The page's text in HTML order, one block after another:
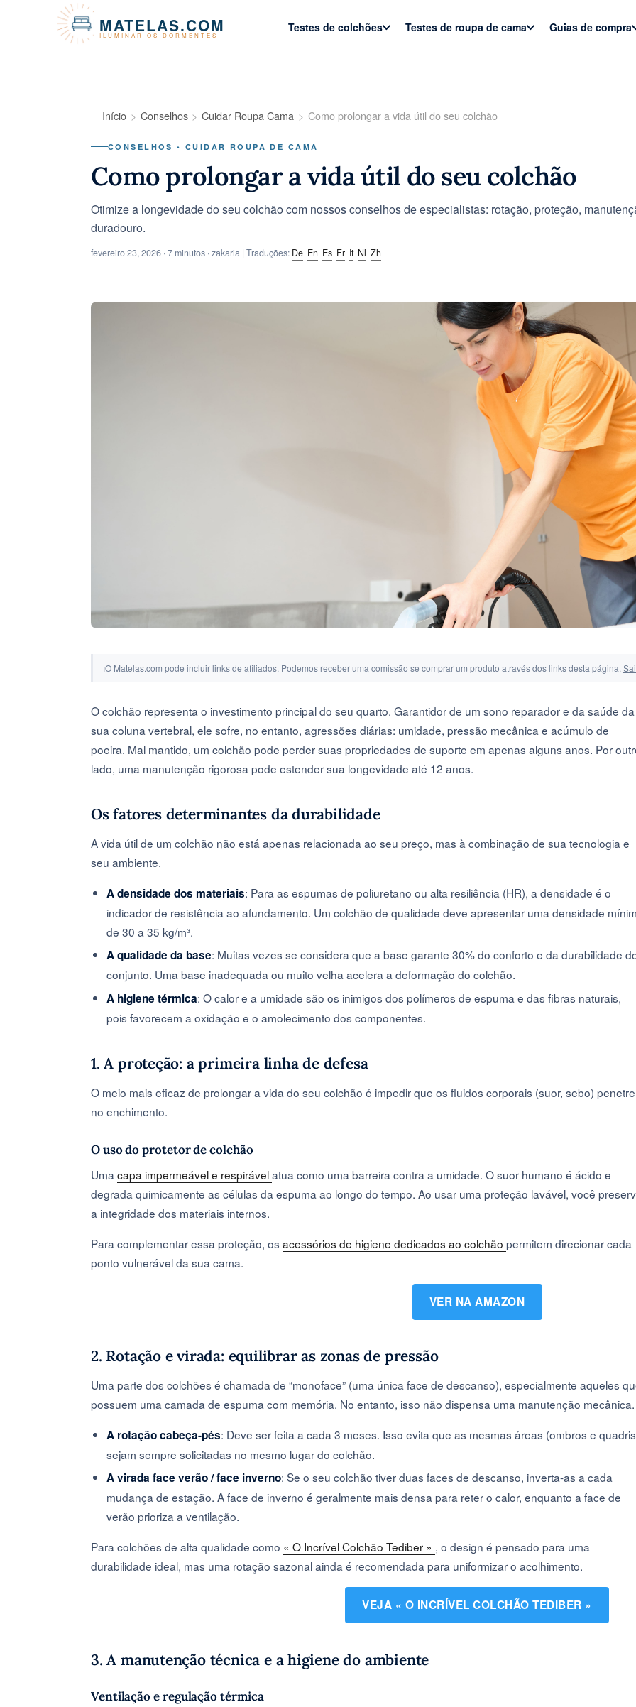
MATELAS.COM
ILUMINAR OS DORMENTES
Testes de colchões Testes de roupa de cama Guias de compra
Início Conselhos Cuidar Roupa Cama Como prolongar a vida útil do seu colchão
CONSELHOS • CUIDAR ROUPA DE CAMA
Como prolongar a vida útil do seu colchão
Otimize a longevidade do seu colchão com nossos conselhos de especialistas: rotação, proteção,
duradouro.
fevereiro 23, 2026 · 7 minutos · zakaria | Traduções: De En Es Fr It Nl Zh
ℹO Matelas.com pode incluir links de afiliados. Podemos receber uma comissão se comprar um produto através dos links desta página.
O colchão representa o investimento principal do seu quarto. Garantidor de um sono reparador e da saúde da
sua coluna vertebral, ele sofre, no entanto, agressões diárias: umidade, pressão mecânica e acúmulo de
poeira. Mal mantido, um colchão pode perder suas propriedades de suporte em apenas alguns anos. Por
lado, uma manutenção rigorosa pode estender sua longevidade até 12 anos.
Os fatores determinantes da durabilidade
A vida útil de um colchão não está apenas relacionada ao seu preço, mas à combinação de sua tecnologia e
seu ambiente.
A densidade dos materiais: Para as espumas de poliuretano ou alta resiliência (HR), a densidade é o
indicador de resistência ao afundamento. Um colchão de qualidade deve apresentar uma densidade
de 30 a 35 kg/m³.
A qualidade da base: Muitas vezes se considera que a base garante 30% do conforto e da durabilidade
conjunto. Uma base inadequada ou muito velha acelera a deformação do colchão.
A higiene térmica: O calor e a umidade são os inimigos dos polímeros de espuma e das fibras naturais,
pois favorecem a oxidação e o amolecimento dos componentes.
1. A proteção: a primeira linha de defesa
O meio mais eficaz de prolongar a vida do seu colchão é impedir que os fluidos corporais (suor, sebo)
no enchimento.
O uso do protetor de colchão
Uma capa impermeável e respirávelatua como uma barreira contra a umidade. O suor humano é ácido e
degrada quimicamente as células da espuma ao longo do tempo. Ao usar uma proteção lavável, você
a integridade dos materiais internos.
Para complementar essa proteção, os acessórios de higiene dedicados ao colchão permitem direcionar cada
ponto vulnerável da sua cama.
VER NA AMAZON
2. Rotação e virada: equilibrar as zonas de pressão
Uma parte dos colchões é chamada de “monoface” (uma única face de descanso), especialmente aqueles
possuem uma camada de espuma com memória. No entanto, isso não dispensa uma manutenção mecânica.
A rotação cabeça-pés: Deve ser feita a cada 3 meses. Isso evita que as mesmas áreas (ombros e
sejam sempre solicitadas no mesmo lugar do colchão.
A virada face verão / face inverno: Se o seu colchão tiver duas faces de descanso, inverta-as a cada
mudança de estação. A face de inverno é geralmente mais densa para reter o calor, enquanto a face de
verão prioriza a ventilação.
Para colchões de alta qualidade como « O Incrível Colchão Tediber » , o design é pensado para uma
durabilidade ideal, mas uma rotação sazonal ainda é recomendada para uniformizar o acolhimento.
VEJA « O INCRÍVEL COLCHÃO TEDIBER »
3. A manutenção técnica e a higiene do ambiente
Ventilação e regulação térmica
Painel de Gerenciamento de Cookies